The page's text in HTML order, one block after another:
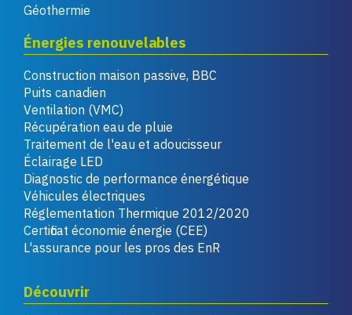
Géothermie
Énergies renouvelables
Construction maison passive, BBC
Puits canadien
Ventilation (VMC)
Récupération eau de pluie
Traitement de l'eau et adoucisseur
Éclairage LED
Diagnostic de performance énergétique
Véhicules électriques
Réglementation Thermique 2012/2020
Certificat économie énergie (CEE)
L'assurance pour les pros des EnR
Découvrir